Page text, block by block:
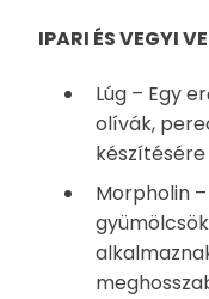
IPARI ÉS VEGYI
Lúg – Egy
olívák,
készítésére
Morpholin